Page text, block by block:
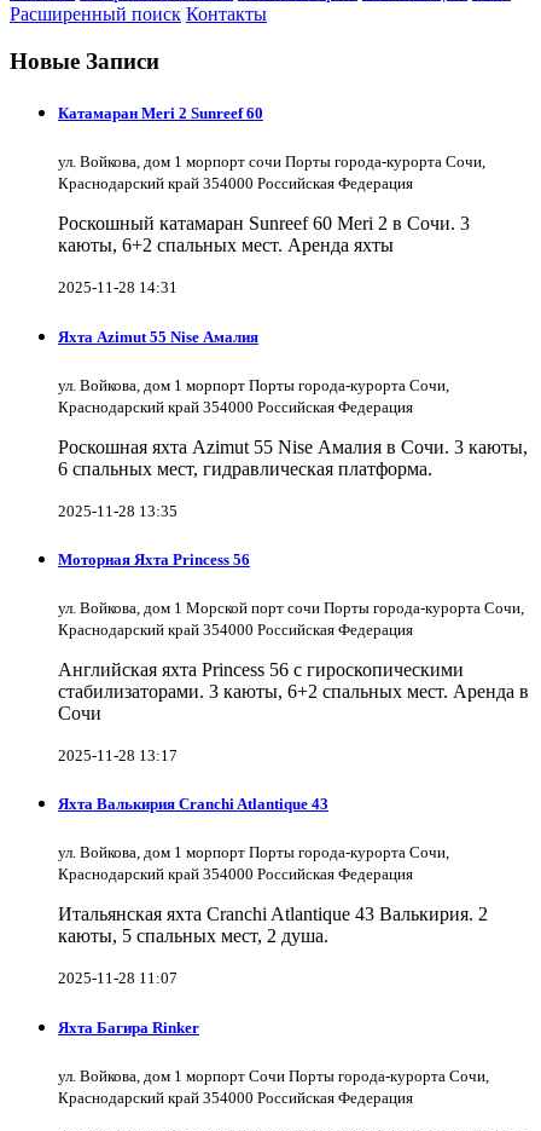
Расширенный поиск Контакты
Новые Записи
Катамаран Meri 2 Sunreef 60
ул. Войкова, дом 1 морпорт сочи Порты города-курорта Сочи,
Краснодарский край 354000 Российская Федерация
Роскошный катамаран Sunreef 60 Meri 2 в Сочи. 3
каюты, 6+2 спальных мест. Аренда яхты
2025-11-28 14:31
Яхта Azimut 55 Nise Амалия
ул. Войкова, дом 1 морпорт Порты города-курорта Сочи,
Краснодарский край 354000 Российская Федерация
Роскошная яхта Azimut 55 Nise Амалия в Сочи. 3 каюты,
6 спальных мест, гидравлическая платформа.
2025-11-28 13:35
Моторная Яхта Princess 56
ул. Войкова, дом 1 Морской порт сочи Порты города-курорта Сочи,
Краснодарский край 354000 Российская Федерация
Английская яхта Princess 56 с гироскопическими
стабилизаторами. 3 каюты, 6+2 спальных мест. Аренда в
Сочи
2025-11-28 13:17
Яхта Валькирия Cranchi Atlantique 43
ул. Войкова, дом 1 морпорт Порты города-курорта Сочи,
Краснодарский край 354000 Российская Федерация
Итальянская яхта Cranchi Atlantique 43 Валькирия. 2
каюты, 5 спальных мест, 2 душа.
2025-11-28 11:07
Яхта Багира Rinker
ул. Войкова, дом 1 морпорт Сочи Порты города-курорта Сочи,
Краснодарский край 354000 Российская Федерация